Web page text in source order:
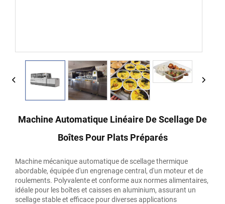
Machine Automatique Linéaire De Scellage De
Boîtes Pour Plats Préparés
Machine mécanique automatique de scellage thermique
abordable, équipée d'un engrenage central, d'un moteur et de
roulements. Polyvalente et conforme aux normes alimentaires,
idéale pour les boîtes et caisses en aluminium, assurant un
scellage stable et efficace pour diverses applications